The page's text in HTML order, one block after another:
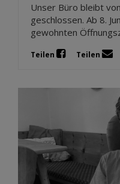
Unser Büro bleibt
geschlossen. Ab 8.
gewohnten
Teilen Teilen